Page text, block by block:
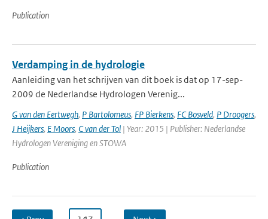
Publication
Verdamping in de hydrologie
Aanleiding van het schrijven van dit boek is dat op 17-sep-
2009 de Nederlandse Hydrologen Verenig...
G van den Eertwegh, P Bartolomeus, FP Bierkens, FC Bosveld, P Droogers,
J Heijkers, E Moors, C van der Tol | Year: 2015 | Publisher: Nederlandse
Hydrologen Vereniging en STOWA
Publication